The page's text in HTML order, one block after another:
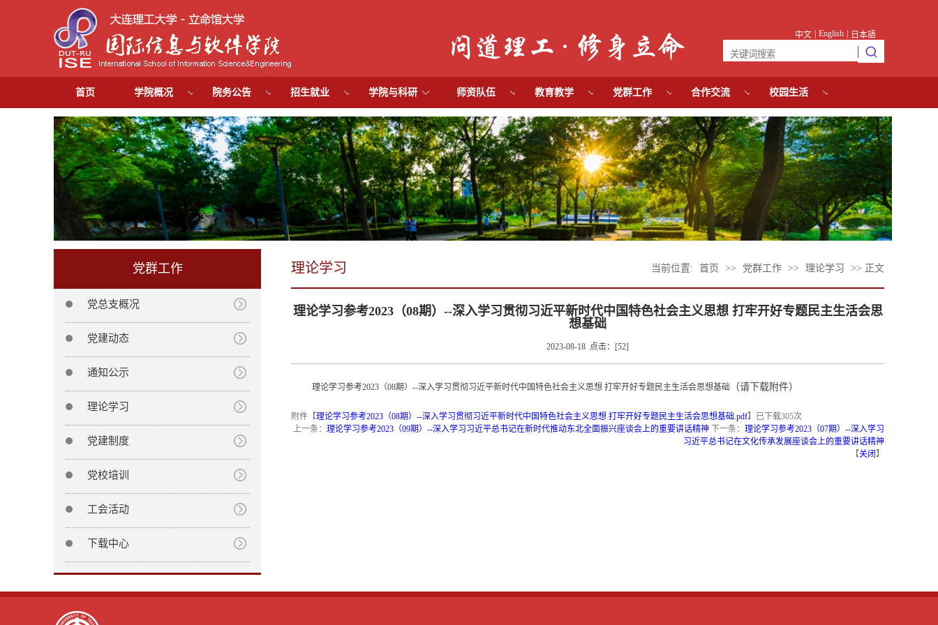
中文 English 日本語
首页 学院概况 院务公告 招生就业 学院与科研 师资队伍 教育教学 党群工作 合作交流 校园生活
党群工作
党总支概况
党建动态
通知公示
理论学习
党建制度
党校培训
工会活动
下载中心
理论学习 当前位置: 首页 >> 党群工作 >> 理论学习 >> 正文
理论学习参考2023（08期）--深入学习贯彻习近平新时代中国特色社会主义思想 打牢开好专题民主生活会思
想基础
2023-08-18 点击：[52]
理论学习参考2023（08期）--深入学习贯彻习近平新时代中国特色社会主义思想 打牢开好专题民主生活会思想基础 （请下载附件）
附件【理论学习参考2023（08期）--深入学习贯彻习近平新时代中国特色社会主义思想 打牢开好专题民主生活会思想基础.pdf】已下载305次
上一条： 理论学习参考2023（09期）--深入学习习近平总书记在新时代推动东北全面振兴座谈会上的重要讲话精神 下一条： 理论学习参考2023（07期）--深入学习
习近平总书记在文化传承发展座谈会上的重要讲话精神
【关闭 】